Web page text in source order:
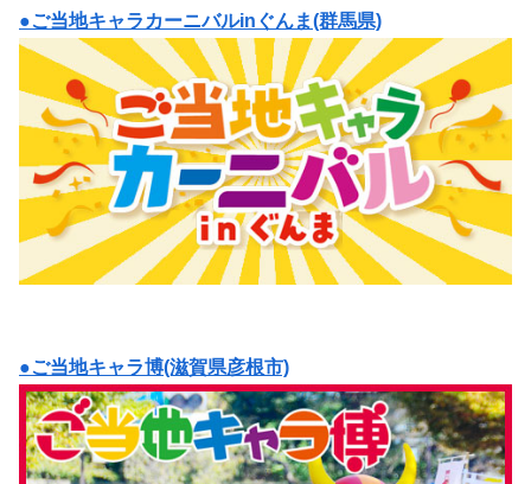
●ご当地キャラカーニバルinぐんま(群馬県)
●ご当地キャラ博(滋賀県彦根市)